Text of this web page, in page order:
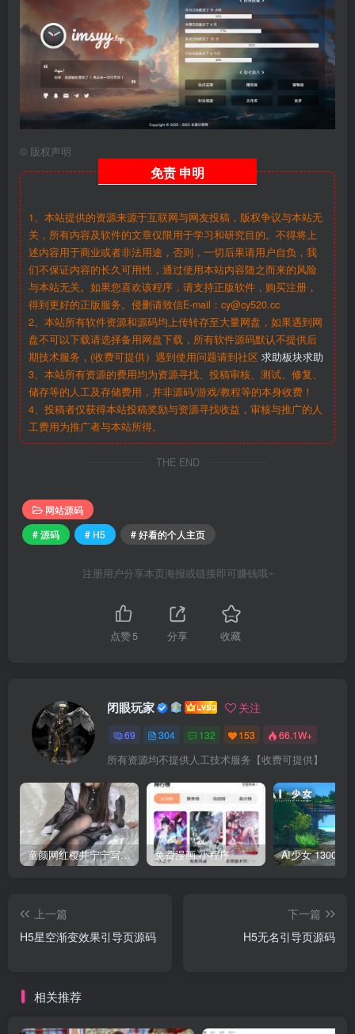
© 版权声明
免责 申明
1、本站提供的资源来源于互联网与网友投稿，版权争议与本站无
关，所有内容及软件的文章仅限用于学习和研究目的。不得将上
述内容用于商业或者非法用途，否则，一切后果请用户自负，我
们不保证内容的长久可用性，通过使用本站内容随之而来的风险
与本站无关。如果您喜欢该程序，请支持正版软件，购买注册，
得到更好的正版服务。侵删请致信E-mail：cy@cy520.cc
2、本站所有软件资源和源码均上传转存至大量网盘，如果遇到网
盘不可以下载请选择备用网盘下载，所有软件源码默认不提供后
期技术服务，(收费可提供）遇到使用问题请到社区 求助板块求助
3、本站所有资源的费用均为资源寻找、投稿审核、测试、修复、
储存等的人工及存储费用，并非源码/游戏/教程等的本身收费！
4、投稿者仅获得本站投稿奖励与资源寻找收益，审核与推广的人
工费用为推广者与本站所得。
THE END
网站源码
# 源码
# H5 # 好看的个人主页
注册用户分享本页海报或链接即可赚钱哦~
点赞5 分享 收藏
闭眼玩家 关注
69 304 132 153 66.1W+
所有资源均不提供人工技术服务【收费可提供】
童颜网红樱井宁宁写真集套图 免费漫画 小程序
上一篇
H5星空渐变效果引导页源码
下一篇
H5无名引导页源码
相关推荐